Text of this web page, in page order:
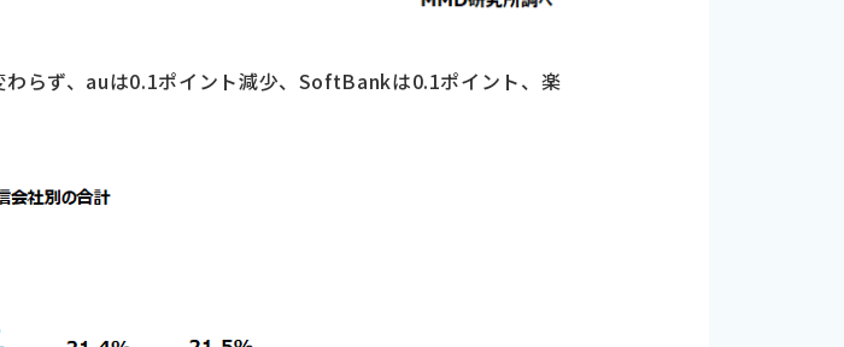
らず、auは0.1ポイント減少、SoftBankは0.1ポイント、楽